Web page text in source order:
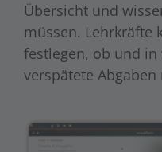
Übersicht und
müssen. Lehrkräfte
festlegen, ob und
verspätete